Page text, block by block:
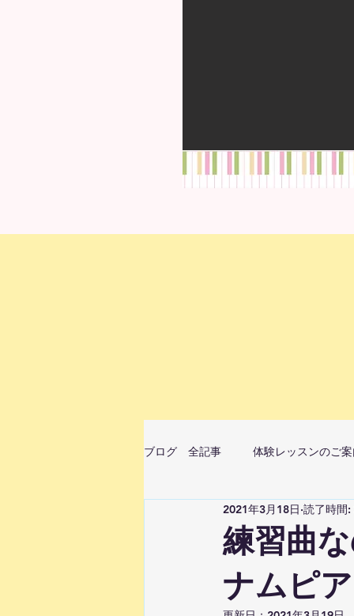
ブログ 全記事 体験レッスンのご
ムジカベビーマッサージ（音楽ベビ
StellaMusicaピアノ・リトミック
練習曲
ナムピ
2021年3月18日 読了時間: